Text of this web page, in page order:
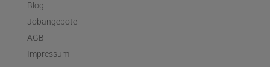
Blog
Jobangebote
AGB
Impressum